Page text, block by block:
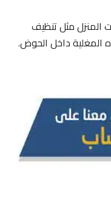
مثل تنظيف
داخل الحوض.